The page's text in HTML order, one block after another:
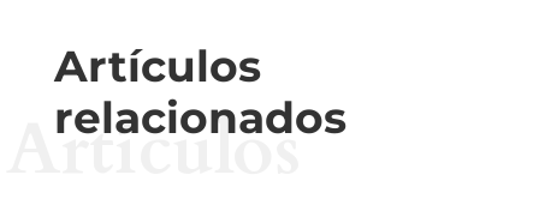
Artículos
relacionados
Artículos